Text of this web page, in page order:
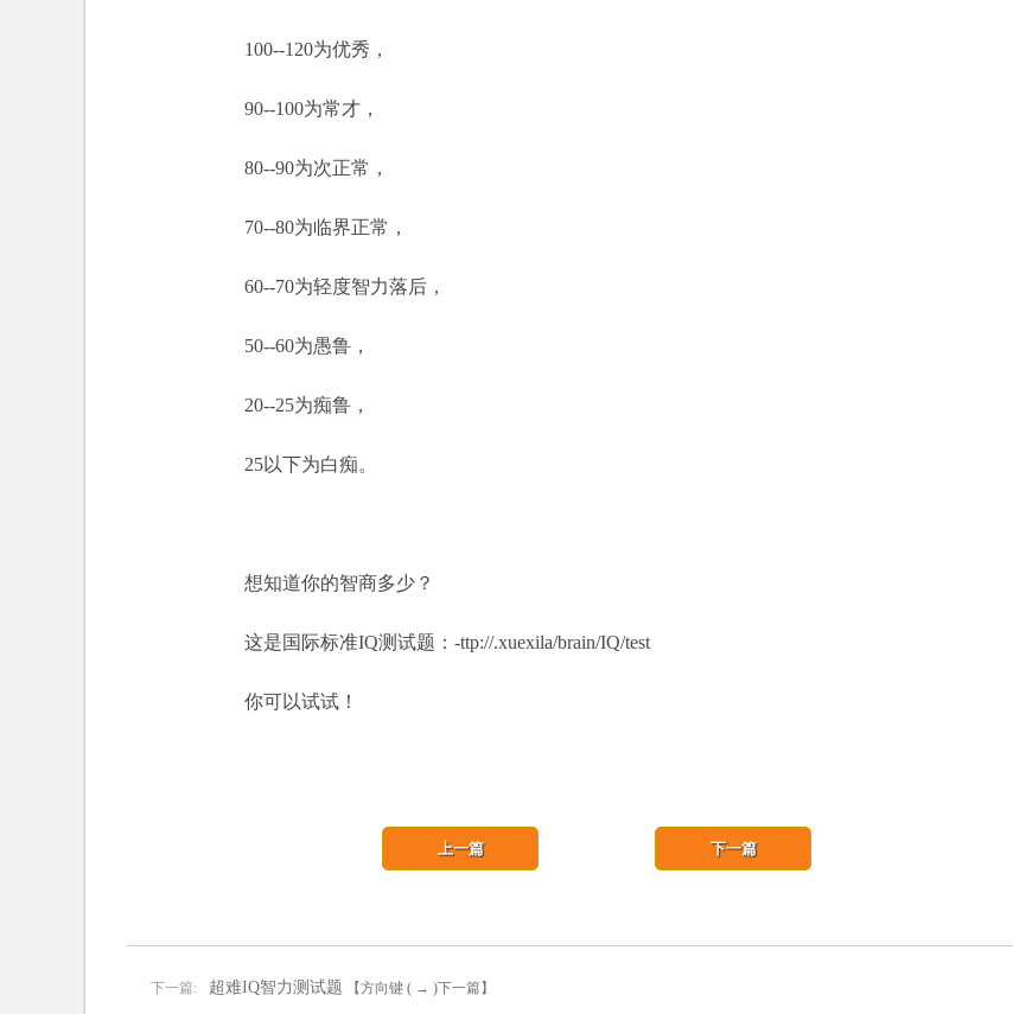
100--120为优秀，
90--100为常才，
80--90为次正常，
70--80为临界正常，
60--70为轻度智力落后，
50--60为愚鲁，
20--25为痴鲁，
25以下为白痴。
想知道你的智商多少？
这是国际标准IQ测试题：-ttp://.xuexila/brain/IQ/test
你可以试试！
下一篇: 超难IQ智力测试题
下一篇
【方向键 ( → )下一篇】
上一篇